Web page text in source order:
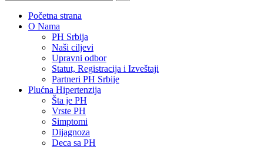
Početna strana
O Nama
PH Srbija
Naši ciljevi
Upravni odbor
Statut, Registracija i Izveštaji
Partneri PH Srbije
Plućna Hipertenzija
Šta je PH
Vrste PH
Simptomi
Dijagnoza
Deca sa PH